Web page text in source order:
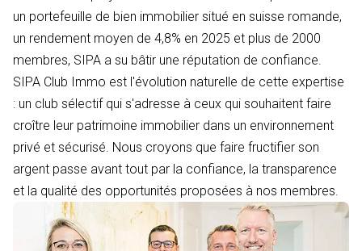
un portefeuille de bien immobilier situé en suisse romande,
un rendement moyen de 4,8% en 2025 et plus de 2000
membres, SIPA a su bâtir une réputation de confiance.
SIPA Club Immo est l'évolution naturelle de cette expertise
: un club sélectif qui s'adresse à ceux qui souhaitent faire
croître leur patrimoine immobilier dans un environnement
privé et sécurisé. Nous croyons que faire fructifier son
argent passe avant tout par la confiance, la transparence
et la qualité des opportunités proposées à nos membres.